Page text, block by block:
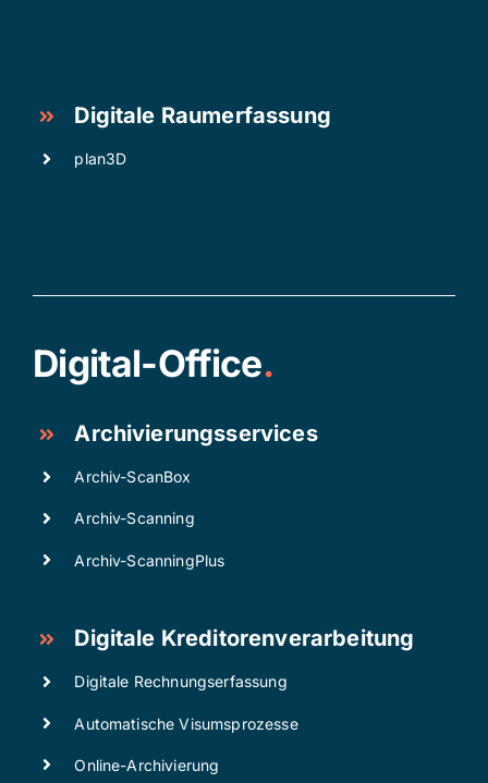
Digitale Raumerfassung
plan3D
Digital-Office.
Archivierungsservices
Archiv-ScanBox
Archiv-Scanning
Archiv-ScanningPlus
Digitale Kreditorenverarbeitung
Digitale Rechnungserfassung
Automatische Visumsprozesse
Online-Archivierung